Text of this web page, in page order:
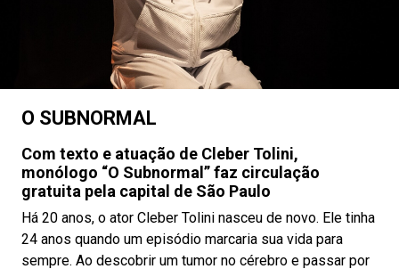
O SUBNORMAL
Com texto e atuação de Cleber Tolini,
monólogo “O Subnormal” faz circulação
gratuita pela capital de São Paulo
Há 20 anos, o ator Cleber Tolini nasceu de novo. Ele tinha
24 anos quando um episódio marcaria sua vida para
sempre. Ao descobrir um tumor no cérebro e passar por